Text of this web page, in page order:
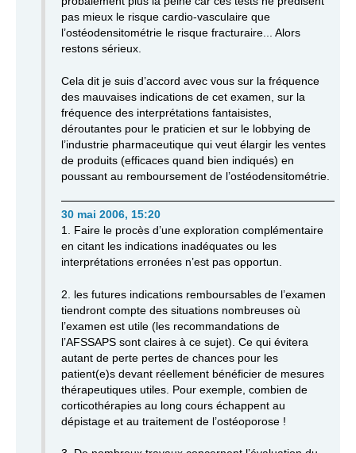
pas mieux le risque cardio-vasculaire que
l’ostéodensitométrie le risque fracturaire... Alors
restons sérieux.
Cela dit je suis d’accord avec vous sur la fréquence
des mauvaises indications de cet examen, sur la
fréquence des interprétations fantaisistes,
déroutantes pour le praticien et sur le lobbying de
l’industrie pharmaceutique qui veut élargir les ventes
de produits (efficaces quand bien indiqués) en
poussant au remboursement de l’ostéodensitométrie.
30 mai 2006, 15:20
1. Faire le procès d’une exploration complémentaire
en citant les indications inadéquates ou les
interprétations erronées n’est pas opportun.
2. les futures indications remboursables de l’examen
tiendront compte des situations nombreuses où
l’examen est utile (les recommandations de
l’AFSSAPS sont claires à ce sujet). Ce qui évitera
autant de perte pertes de chances pour les
patient(e)s devant réellement bénéficier de mesures
thérapeutiques utiles. Pour exemple, combien de
corticothérapies au long cours échappent au
dépistage et au traitement de l’ostéoporose !